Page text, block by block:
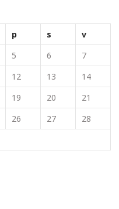
p s
v
5 6
7
12 13
14
19 20
21
26 27
28